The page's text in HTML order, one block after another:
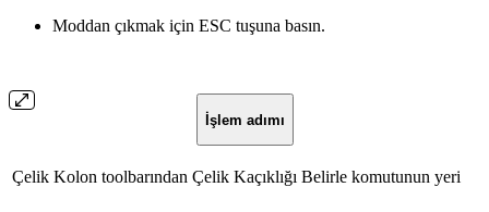
Moddan çıkmak için ESC tuşuna basın.
İşlem adımı
Çelik Kolon toolbarından Çelik Kaçıklığı Belirle komutunun yeri